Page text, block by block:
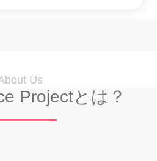
Us
Projectとは？